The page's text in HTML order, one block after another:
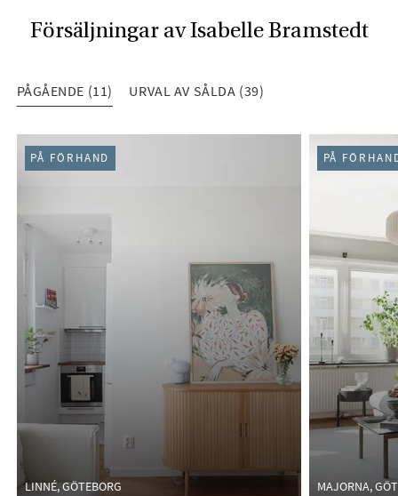
Försäljningar av Isabelle Bramstedt
PÅGÅENDE (11) URVAL AV SÅLDA (39)
PÅGÅENDE (11)
LINNÉ, GÖTEBORG
PÅ FÖRHAND
MAJORNA,
PÅ